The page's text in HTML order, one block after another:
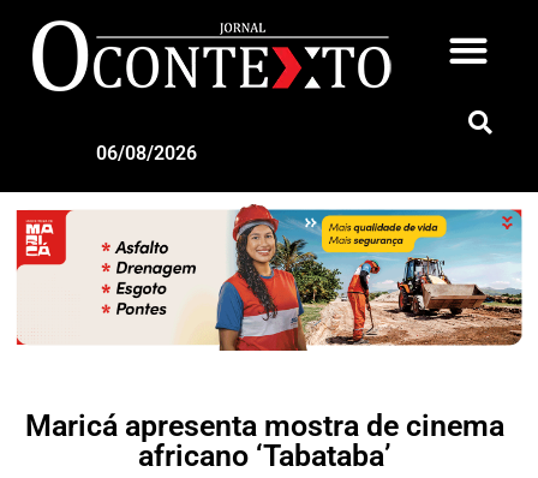
06/08/2026
Maricá apresenta mostra de cinema
africano ‘Tabataba’